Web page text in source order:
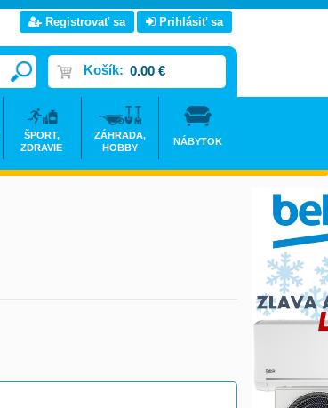
Registrovať sa Prihlásiť sa
Košík: 0.00 €
ŠPORT,
ZDRAVIE
ZÁHRADA,
HOBBY
NÁBYTOK